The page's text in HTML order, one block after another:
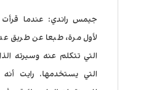
جيمس راندي: عندما
لأول مرة، طبعا عن طريق
التي تتكلم عنه وسيرته
التي يستخدمها. رايت